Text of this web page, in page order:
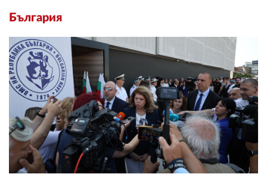
България